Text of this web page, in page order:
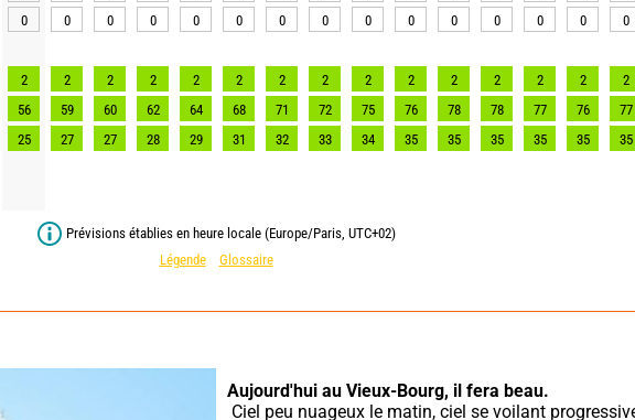
0
0 0 0 0 0 0 0 0 0 0 0 0 0 0
2 2 2 2 2 2 2 2 2 2 2 2 2 2 2
56
59 60 62 64 68 71 72 75 76 78 78 77 76 77
25
27 27 28 29 31 32 33 34 35 35 35 35 35 35
Prévisions établies en heure locale (Europe/Paris, UTC+02)
Légende
Glossaire
Aujourd'hui au Vieux-Bourg, il fera beau.